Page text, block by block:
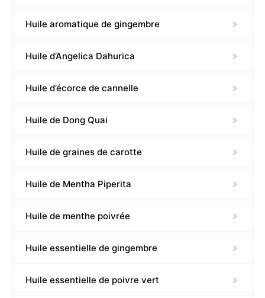
Huile aromatique de gingembre
Huile d’Angelica Dahurica
Huile d’écorce de cannelle
Huile de Dong Quai
Huile de graines de carotte
Huile de Mentha Piperita
Huile de menthe poivrée
Huile essentielle de gingembre
Huile essentielle de poivre vert